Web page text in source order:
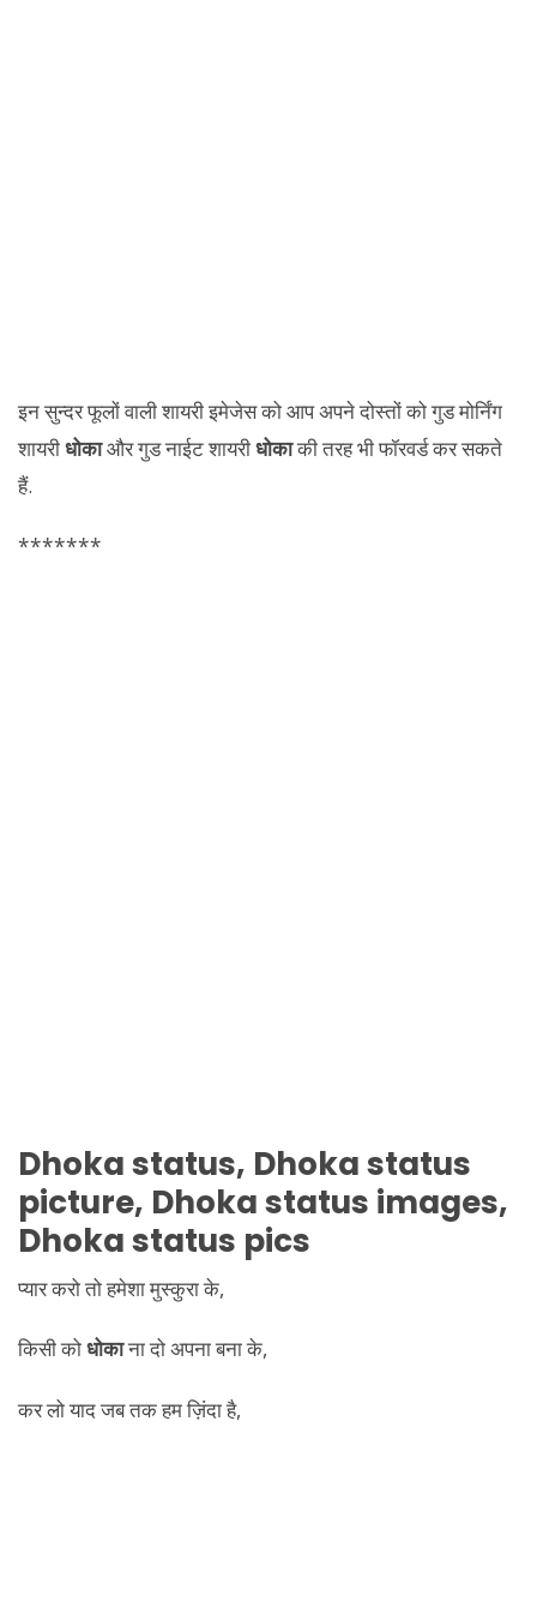
इन सुन्दर फूलों वाली शायरी इमेजेस को आप अपने दोस्तों को गुड मोर्निंग
शायरीधोकाऔर गुड नाईट शायरीधोकाकी तरह भी फॉरवर्ड कर सकते
हैं.
*******
Dhokastatus, Dhokastatus
picture, Dhokastatus images,
Dhokastatus pics
प्यार करो तो हमेशा मुस्कुरा के,
किसी कोधोकाना दो अपना बना के,
कर लो याद जब तक हम ज़िंदा है,